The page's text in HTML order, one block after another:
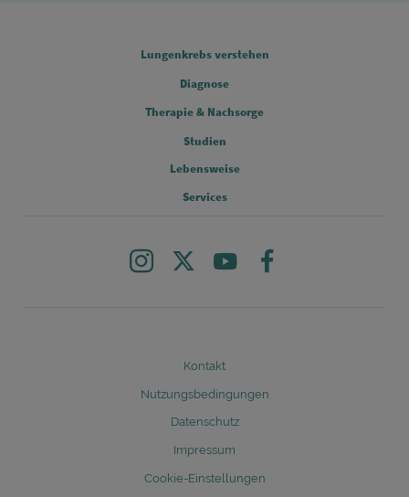
Lungenkrebs verstehen
Diagnose
Therapie & Nachsorge
Studien
Lebensweise
Services
Instagram Youtube
Kontakt
Nutzungsbedingungen
Datenschutz
Impressum
Cookie-Einstellungen